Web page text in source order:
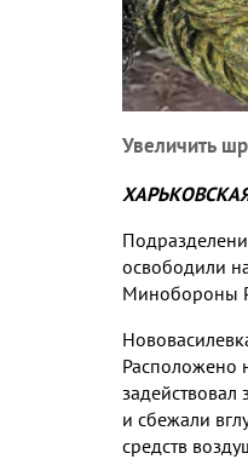
Увеличить
освободили
Минобороны
Расположено
и сбежали
средств